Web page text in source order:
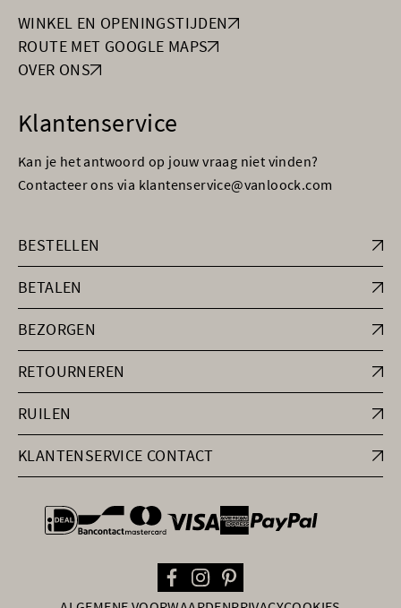
WINKEL EN OPENINGSTIJDEN
ROUTE MET GOOGLE MAPS
OVER ONS
Klantenservice
Kan je het antwoord op jouw vraag niet vinden?
Contacteer ons via klantenservice@vanloock.com
BESTELLEN
BETALEN
BEZORGEN
RETOURNEREN
RUILEN
KLANTENSERVICE CONTACT
general.paymentOptions